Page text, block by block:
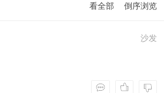
看全部 倒序浏览
沙发